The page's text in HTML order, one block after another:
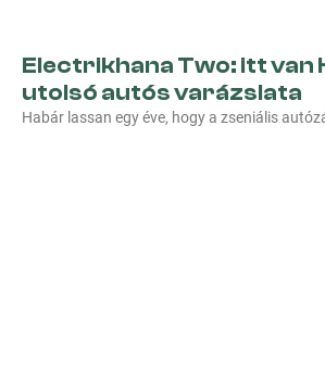
Electrikhana Two: itt van
utolsó autós varázslata
Habár lassan egy éve, hogy a zseniális